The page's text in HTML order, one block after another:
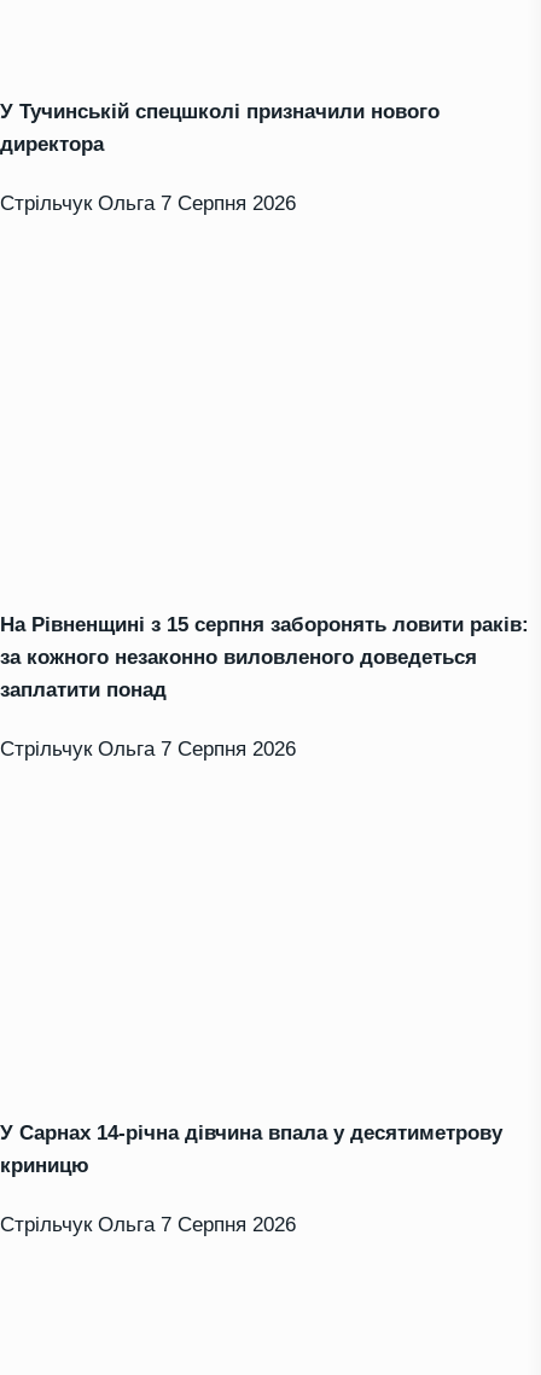
У Тучинській спецшколі призначили нового
директора
Стрільчук Ольга 7 Серпня 2026
На Рівненщині з 15 серпня заборонять ловити раків:
за кожного незаконно виловленого доведеться
заплатити понад
Стрільчук Ольга 7 Серпня 2026
У Сарнах 14-річна дівчина впала у десятиметрову
криницю
Стрільчук Ольга 7 Серпня 2026